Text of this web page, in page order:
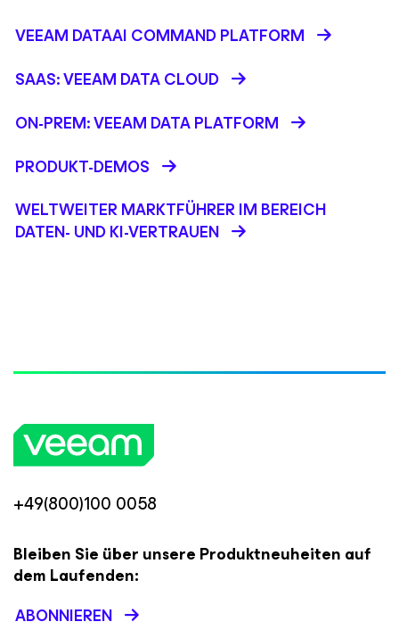
VEEAM DATAAI COMMAND PLATFORM
SAAS: VEEAM DATA CLOUD
ON-PREM: VEEAM DATA PLATFORM
PRODUKT-DEMOS
WELTWEITER MARKTFÜHRER IM BEREICH
DATEN- UND KI-VERTRAUEN
+49(800)100 0058
Bleiben Sie über unsere Produktneuheiten auf
dem Laufenden:
ABONNIEREN